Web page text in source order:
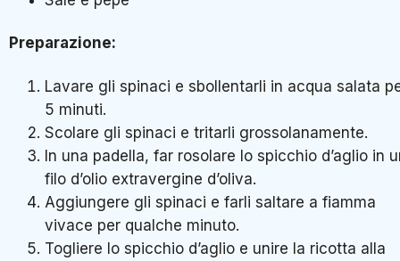
Preparazione:
Lavare gli spinaci e sbollentarli in acqua salata
5 minuti.
Scolare gli spinaci e tritarli grossolanamente.
In una padella, far rosolare lo spicchio d’aglio in
filo d’olio extravergine d’oliva.
Aggiungere gli spinaci e farli saltare a fiamma
vivace per qualche minuto.
Togliere lo spicchio d’aglio e unire la ricotta alla